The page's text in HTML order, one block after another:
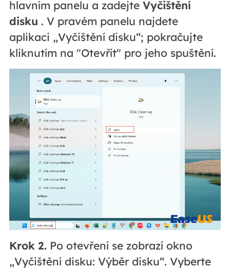
hlavním panelu a zadejte Vyčištění
disku . V pravém panelu najdete
aplikaci „Vyčištění disku“; pokračujte
kliknutím na "Otevřít" pro jeho spuštění.
Krok 2.Po otevření se zobrazí okno
„Vyčištění disku: Výběr disku“. Vyberte